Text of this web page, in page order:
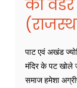
का
पाट एवं अखंड
मंदिर के पट खोले
समाज हमेशा